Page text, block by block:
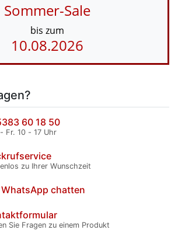
Sommer-Sale
bis zum
10.08.2026
60 18 50
Fr. 10 - 17 Uhr
zu Ihrer Wunschzeit
WhatsApp chatten
Sie Fragen zu einem Produkt